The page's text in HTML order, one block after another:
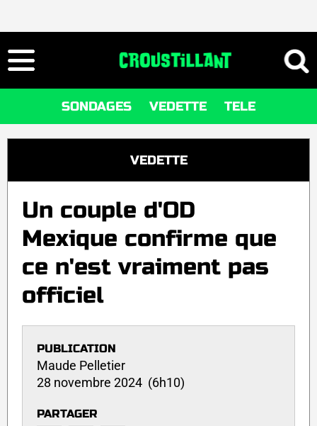
SONDAGES VEDETTE TELE
VEDETTE
Un couple d'OD
Mexique confirme que
ce n'est vraiment pas
officiel
PUBLICATION
Maude Pelletier
28 novembre 2024 (6h10)
PARTAGER